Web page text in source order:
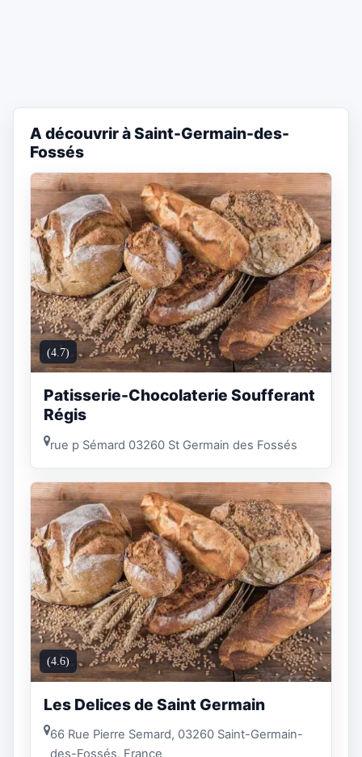
A découvrir à Saint-Germain-des-
Fossés
(4.7)
Patisserie-Chocolaterie Soufferant
Régis
rue p Sémard 03260 St Germain des Fossés
(4.6)
Les Delices de Saint Germain
66 Rue Pierre Semard, 03260 Saint-Germain-
des-Fossés, France